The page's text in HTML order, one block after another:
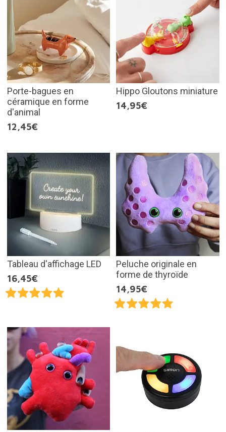
Porte-bagues en
céramique en forme
d'animal
12,45€
Hippo Gloutons miniature
14,95€
Tableau d'affichage LED
16,45€
Peluche originale en
forme de thyroïde
14,95€